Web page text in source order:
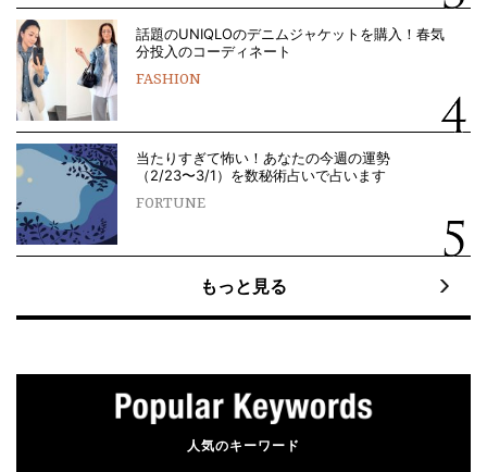
話題のUNIQLOのデニムジャケットを購入！春気
分投入のコーディネート
FASHION
当たりすぎて怖い！あなたの今週の運勢
（2/23〜3/1）を数秘術占いで占います
FORTUNE
もっと見る
人気のキーワード